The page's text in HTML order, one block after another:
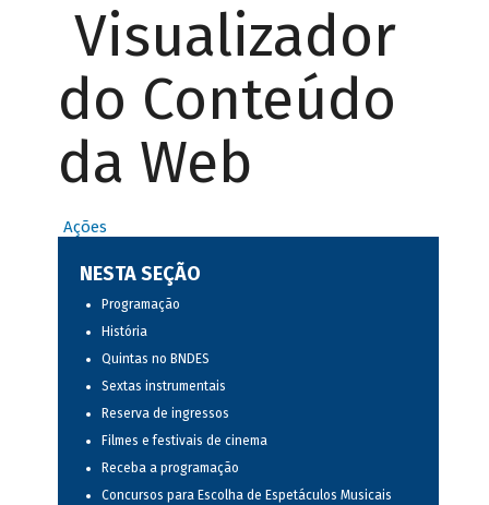
Visualizador
do Conteúdo
da Web
Ações
NESTA SEÇÃO
Programação
História
Quintas no BNDES
Sextas instrumentais
Reserva de ingressos
Filmes e festivais de cinema
Receba a programação
Concursos para Escolha de Espetáculos Musicais